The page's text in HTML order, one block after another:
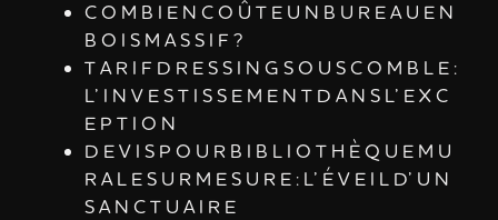
C O M B I E N C O Û T E U N B U R E A U E N
B O I S M A S S I F ?
T A R I F D R E S S I N G S O U S C O M B L E :
L’ I N V E S T I S S E M E N T D A N S L’ E X C
E P T I O N
D E V I S P O U R B I B L I O T H È Q U E M U
R A L E S U R M E S U R E : L’ É V E I L D’ U N
S A N C T U A I R E